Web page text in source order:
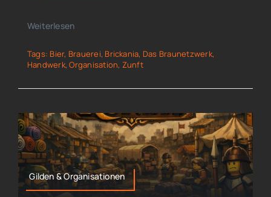
Weiterlesen
Tags: Bier, Brauerei, Brickania, Das Braunetzwerk,
Handwerk,Organisation, Zunft
Gilden & Organisationen